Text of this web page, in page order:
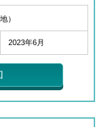
）
2023年6月